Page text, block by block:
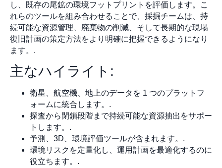
し、既存の尾鉱の環境フットプリントを評価します。こ
れらのツールを組み合わせることで、採掘チームは、持
続可能な資源管理、廃棄物の削減、そして長期的な現場
復旧計画の策定方法をより明確に把握できるようになり
ます。.
主なハイライト:
衛星、航空機、地上のデータを 1 つのプラットフ
ォームに統合します。.
探査から閉鎖段階まで持続可能な資源抽出をサポー
トします。.
予測、3D、環境評価ツールが含まれます。.
環境リスクを定量化し、運用計画を最適化するのに
役立ちます。.